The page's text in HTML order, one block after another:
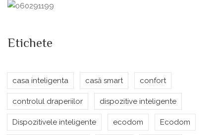
Etichete
casa inteligenta casă smart confort
controlul draperiilor dispozitive inteligente
Dispozitivele inteligente ecodom Ecodom